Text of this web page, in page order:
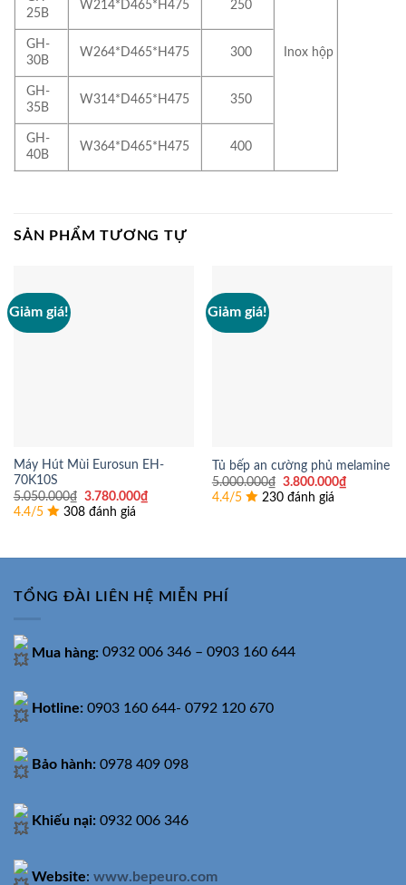
Inox hộp
25B
W214*D465*H475 250
GH-
30B
W264*D465*H475 300
GH-
35B
W314*D465*H475 350
GH-
40B
W364*D465*H475 400
SẢN PHẨM TƯƠNG TỰ
Giảm giá!
Máy Hút Mùi Eurosun EH-
70K10S
5.050.000₫ Giá
gốc
là:
3.780.000₫Giá
4.4/5 308 đánh giá
Giảm giá!
Tủ bếp an cường phủ melamine
5.000.000₫ Giá
gốc
là:
3.800.000₫Giá
hiện
4.4/5 230 đánh giá
TỔNG ĐÀI LIÊN HỆ MIỄN PHÍ
Mua hàng: 0932 006 346 – 0903 160 644
Hotline: 0903 160 644- 0792 120 670
Bảo hành: 0978 409 098
Khiếu nại: 0932 006 346
Website: www.bepeuro.com